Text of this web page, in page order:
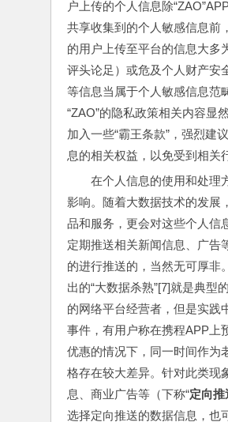
户上传的个人信息除
共享收集到的个人敏感信息前
的用户上传至平台的信息大多
评头论足）或危及个人财产安
等信息当属于个人敏感信息范
“ZAO”的隐私政策相关内容显
加入一些“霸王条款”，强烈建
息的相关权益，以免受到相关
在个人信息的使用和处理
影响。随着大数据技术的发展
品和服务，更会对这些个人信
定期推送相关新闻信息、广告
的进行推送的，当然无可厚非
出的“大数据杀熟”[7]就是典型
的网络平台经营者，但是实践
事件，有用户称在携程APP上
优惠的情况下，同一时间作为
格存在较大差异。针对此类现
息、商业广告等（下称“定向推
选择定向推送的数据信息，也